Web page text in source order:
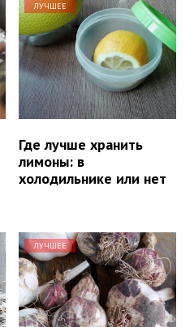
ЛУЧШЕЕ
Где лучше хранить
лимоны: в
холодильнике или нет
ЛУЧШЕЕ